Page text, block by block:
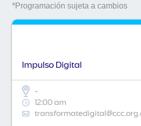
*Programación sujeta a cambios
Impulso Digital
-
12:00 am